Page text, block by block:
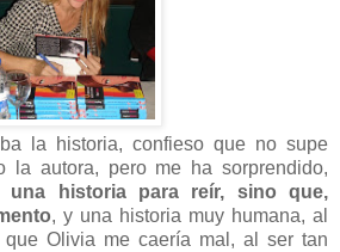
la historia, confieso que no supe
la autora, pero me ha sorprendido,
historia para reír, sino que,
, y una historia muy humana, al
Olivia me caería mal, al ser tan